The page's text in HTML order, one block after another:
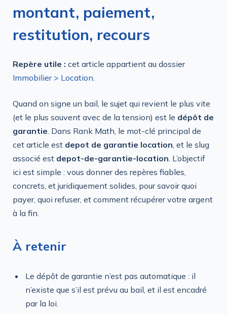
montant, paiement,
restitution, recours
Repère utile : cet article appartient au dossier
Immobilier > Location
Quand on signe un bail, le sujet qui revient le plus vite
(et le plus souvent avec de la tension) est le dépôt de
garantie. Dans Rank Math, le mot-clé principal de
cet article est depot de garantie location, et le slug
associé est depot-de-garantie-location. L’objectif
ici est simple : vous donner des repères fiables,
concrets, et juridiquement solides, pour savoir quoi
payer, quoi refuser, et comment récupérer votre argent
à la fin.
À retenir
Le dépôt de garantie n’est pas automatique : il
n’existe que s’il est prévu au bail, et il est encadré
par la loi.